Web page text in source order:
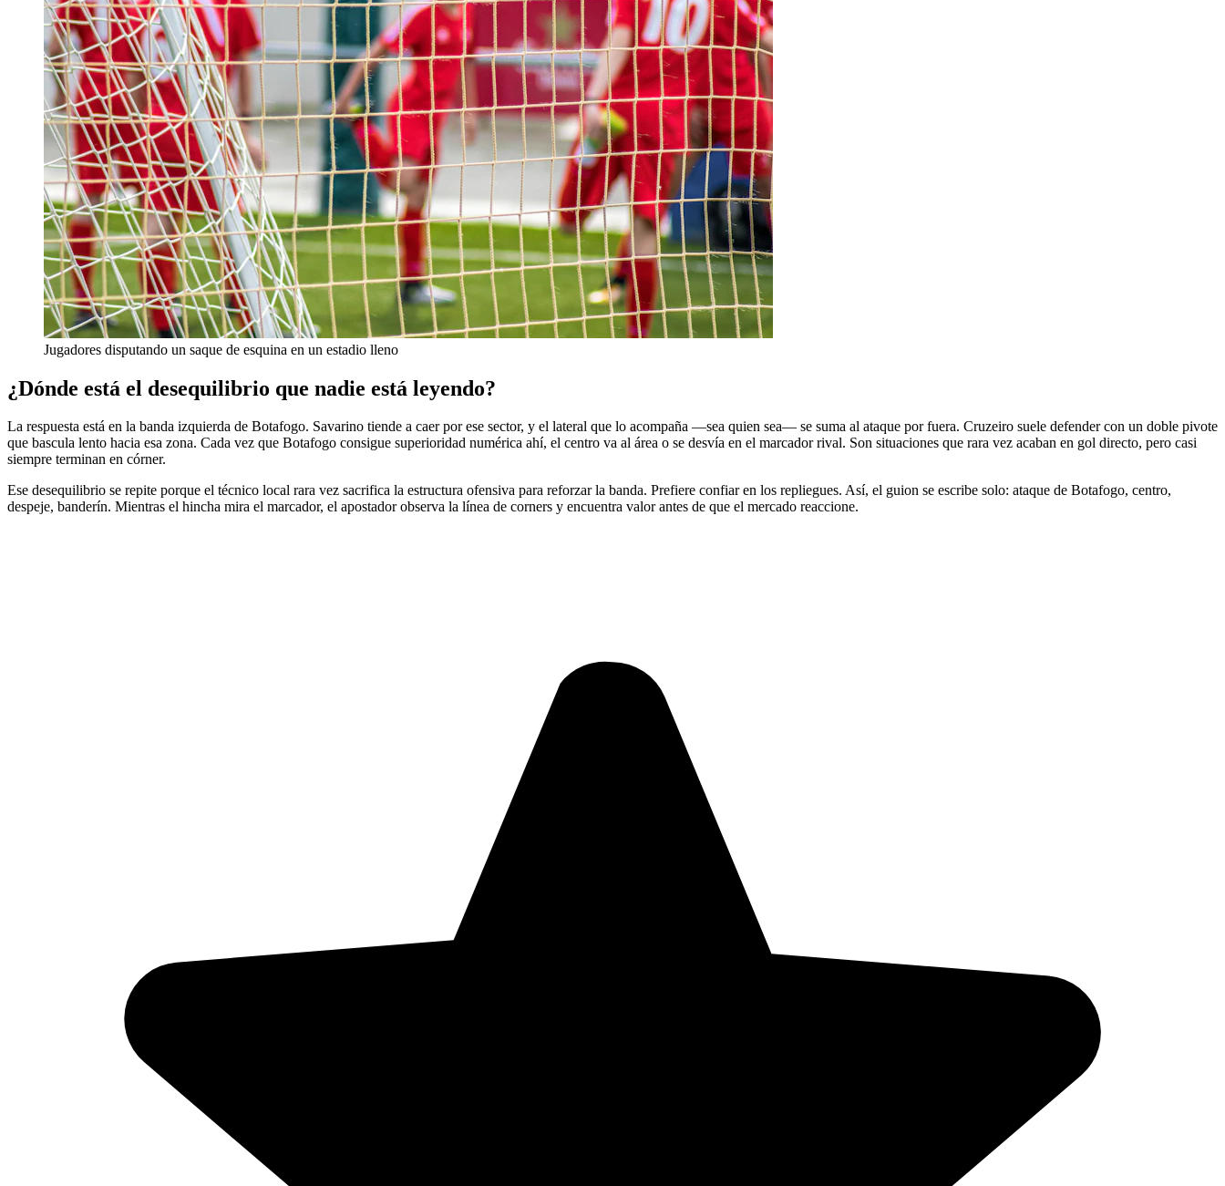
Jugadores disputando un saque de esquina en un estadio lleno
¿Dónde está el desequilibrio que nadie está leyendo?
La respuesta está en la banda izquierda de Botafogo. Savarino tiende a caer por ese sector, y el lateral que lo acompaña —sea quien sea— se suma al ataque por fuera. Cruzeiro suele defender con un doble pivote
que bascula lento hacia esa zona. Cada vez que Botafogo consigue superioridad numérica ahí, el centro va al área o se desvía en el marcador rival. Son situaciones que rara vez acaban en gol directo, pero casi
siempre terminan en córner.
Ese desequilibrio se repite porque el técnico local rara vez sacrifica la estructura ofensiva para reforzar la banda. Prefiere confiar en los repliegues. Así, el guion se escribe solo: ataque de Botafogo, centro,
despeje, banderín. Mientras el hincha mira el marcador, el apostador observa la línea de corners y encuentra valor antes de que el mercado reaccione.